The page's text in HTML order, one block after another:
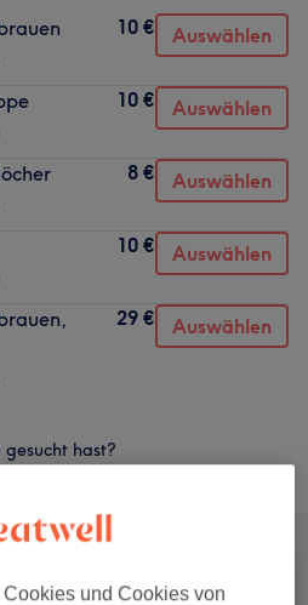
10 € Auswählen
10 € Auswählen
8 € Auswählen
10 € Auswählen
29 € Auswählen
hast?
und Cookies von